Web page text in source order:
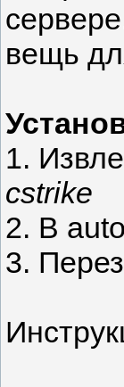
вещь
1.
cstrike
2. В
3.